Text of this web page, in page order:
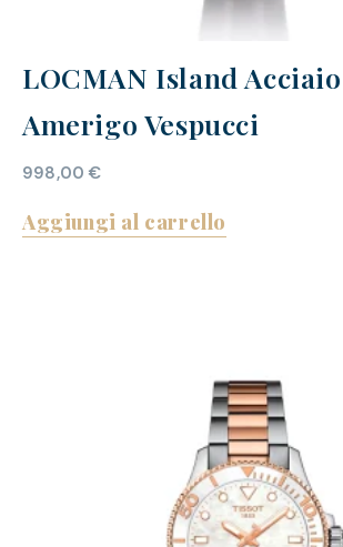
LOCMAN Island
Amerigo Vespucci
998,00€
Aggiungi al carrello